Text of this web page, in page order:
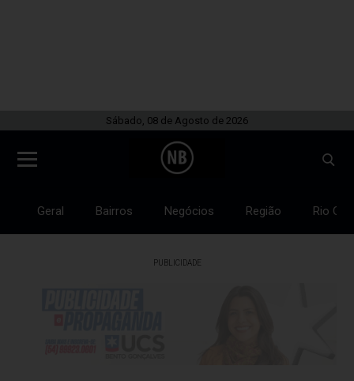
Sábado, 08 de Agosto de 2026
Geral Bairros Negócios Região Rio
PUBLICIDADE